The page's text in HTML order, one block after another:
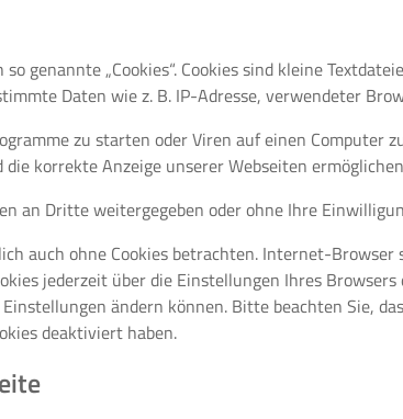
genannte „Cookies“. Cookies sind kleine
Daten wie z. B. IP-Adresse, verwendeter
zu starten oder Viren auf einen Computer
korrekte Anzeige unserer Webseiten
an Dritte weitergegeben oder ohne Ihre
auch ohne Cookies betrachten. Internet-
jederzeit über die Einstellungen Ihres
ändern können. Bitte beachten Sie,
deaktiviert haben.